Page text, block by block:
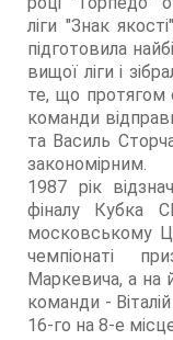
ліги "Знак
підготовила
вищої ліги і
те, що протягом
команди
та Василь
закономірним.
1987 рік
фіналу Кубка
московському
чемпіонаті
Маркевича, а на
команди -
16-го на 8-е